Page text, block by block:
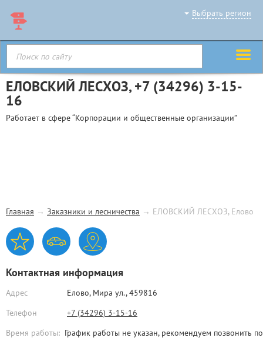
Выбрать регион
ЕЛОВСКИЙ ЛЕСХОЗ,+7 (34296) 3-15-
16
Работает в сфере “Корпорации и общественные организации”
Главная → Заказники и лесничества → ЕЛОВСКИЙ ЛЕСХОЗ, Елово
Контактная информация
Адрес Елово, Мира ул., 459816
Телефон
+7 (34296) 3-15-16
Время работы: График работы не указан, рекомендуем позвонить по